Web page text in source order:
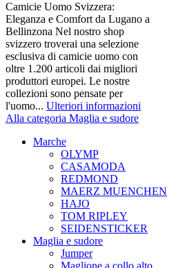
Camicie Uomo Svizzera:
Eleganza e Comfort da Lugano a
Bellinzona Nel nostro shop
svizzero troverai una selezione
esclusiva di camicie uomo con
oltre 1.200 articoli dai migliori
produttori europei. Le nostre
collezioni sono pensate per
l'uomo... Ulteriori informazioni
Alla categoria Maglia e sudore
Marche
OLYMP
CASAMODA
REDMOND
MAERZ MUENCHEN
HAJO
TOM RIPLEY
SEIDENSTICKER
Maglia e sudore
Jumper
Maglione a collo alto